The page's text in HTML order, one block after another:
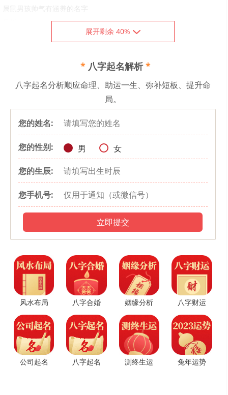
属鼠男孩帅气有涵养的名字
——“景”涵养之字，取自成语“景星麟凤”比喻杰出的人才+“哲”生肖鼠喜
名，意指安全、有家之义。“哲”字本义也属于有含义之字，彰显出男子
汉聪明、有学识的一面。
——“秉、洋”两字带有生肖鼠喜用字根“禾、氵”，意指粮食充足、健康
之义。因为老鼠喜吃五谷杂粮，故喜用“禾、豆、米、草”等字根的字起
名。此外，从字的本身意义来说，“秉”具有秉承、秉持的意思，人名中
寓意男孩敏而好学、刚正不阿；洋取自成语“博洋内涵”比喻心胸宽广、
相貌英俊的年轻人。
——“敬喆”两字同样也带有生肖鼠喜用字根“草、口”。适合属鼠男孩起
名，且从名字整体寓意内涵来说，“敬喆”一名寓指男子才华横溢、自强
不息，有领导力。其中“敬”字的本义是对人尊重，有礼貌；喆通“哲”，
——“珂”字属鼠喜用字，带有“王”字根，代表着杰出之义，因为在十二
生肖中老鼠排行第一。成语“鸣珂锵玉”延伸其字的寓意内涵，比喻显
贵，以珂入名预示着大富大贵；锐字来自于成语“锐不可当”，用作男孩
名意为勇敢果断、豪迈大气之义。
属鼠男孩帅气有涵养的名字带姓氏
帅气如何从名字中体现，并给人留下好印象，可从字的喜用度来区
分，如：赫、旭、伦、宇、轩等字。因为受大家喜爱的事物，在记忆
中是美好的，所以除了借助生肖喜用字着重分享名字组合外，还推荐
展开剩余 40%
*八字起名解析*
八字起名分析顺应命理、助运一生、弥补短板、提升命
局。
您的姓名:
您的性别: 男
女
您的生辰:
您手机号:
立即提交
风水布局 八字合婚 姻缘分析 八字财运
公司起名 八字起名 测终生运 兔年运势